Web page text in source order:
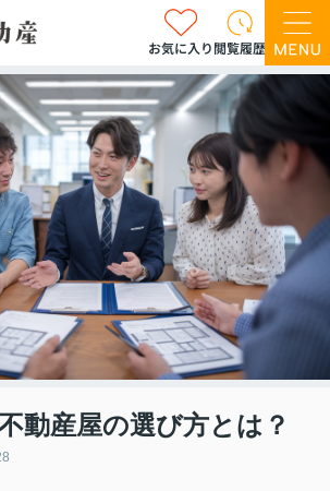
お気に入り閲覧履歴
動産屋の選び方とは？